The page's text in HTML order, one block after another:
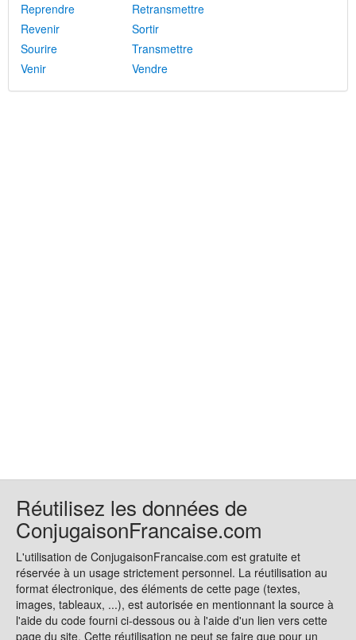
Reprendre
Retransmettre
Revenir
Sortir
Sourire
Transmettre
Venir
Vendre
Réutilisez les données de
ConjugaisonFrancaise.com
L'utilisation de ConjugaisonFrancaise.com est gratuite et
réservée à un usage strictement personnel. La réutilisation au
format électronique, des éléments de cette page (textes,
images, tableaux, ...), est autorisée en mentionnant la source à
l'aide du code fourni ci-dessous ou à l'aide d'un lien vers cette
page du site. Cette réutilisation ne peut se faire que pour un